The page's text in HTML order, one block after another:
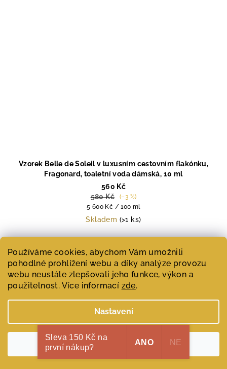
Používáme cookies, abychom Vám umožnili
pohodlné prohlížení webu a díky analýze provozu
webu neustále zlepšovali jeho funkce, výkon a
použitelnost. Více informací zde.
Nastavení
Souhlasím
Vzorek Belle de Soleil v luxusním cestovním flakónku,
Fragonard, toaletní voda dámská, 10 ml
560 Kč
580 Kč
(–3 %)
Měrná
cena:
5 600 Kč / 100 ml
Skladem (>1 ks)
Do košíku
Vzorek Belle de Soleil v luxusním cestovním flakónku je
Super jako dárekSleva 150 Kč na
první nákup?
ANO NE